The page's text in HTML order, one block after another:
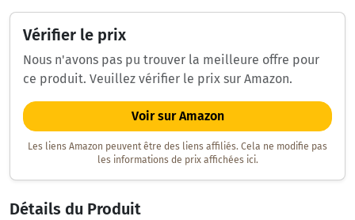
Vérifier le prix
Nous n'avons pas pu trouver la meilleure offre pour
ce produit. Veuillez vérifier le prix sur Amazon.
Voir sur Amazon
Les liens Amazon peuvent être des liens affiliés. Cela ne modifie pas
les informations de prix affichées ici.
Détails du Produit